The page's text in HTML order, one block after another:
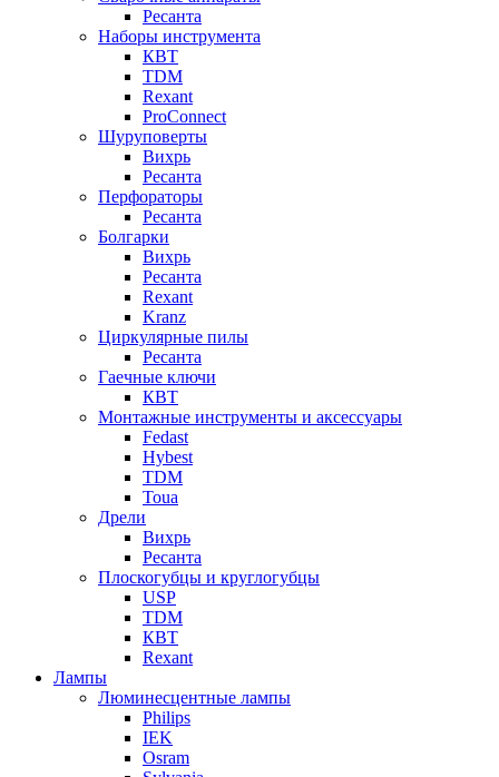
Ресанта
Наборы инструмента
КВТ
TDM
Rexant
ProConnect
Шуруповерты
Вихрь
Ресанта
Перфораторы
Ресанта
Болгарки
Вихрь
Ресанта
Rexant
Kranz
Циркулярные пилы
Ресанта
Гаечные ключи
КВТ
Монтажные инструменты и аксессуары
Fedast
Hybest
TDM
Toua
Дрели
Вихрь
Ресанта
Плоскогубцы и круглогубцы
USP
TDM
КВТ
Rexant
Лампы
Люминесцентные лампы
Philips
IEK
Osram